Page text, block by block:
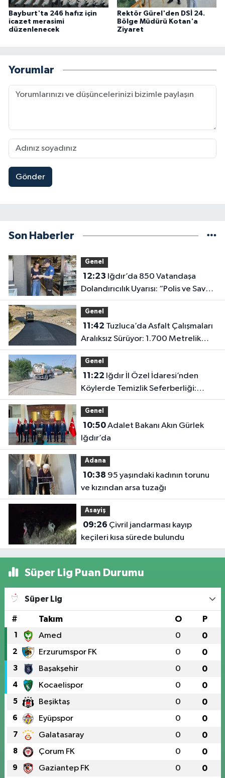
Bayburt'ta 246 hafız için
icazet merasimi
düzenlenecek
Rektör Gürel'den DSİ 24.
Bölge Müdürü Kotan'a
Ziyaret
Yorumlar
Gönder
Son Haberler
Genel
12:23
Dolandırıcılık Uyarısı: “Polis ve Savcı
Para İstemez”
Genel
11:42
Aralıksız Sürüyor: 1.700 Metrelik
Kısım Tamamlandı
Genel
11:22
Köylerde Temizlik Seferberliği:
“Daha Yaşanabilir Çevre İçin
Sahadayız”
Genel
10:50Adalet Bakanı Akın Gürlek
Iğdır’da
Adana
10:38
ve kızından arsa tuzağı
Asayiş
09:26
keçileri kısa sürede bulundu
Süper Lig Puan Durumu
Süper Lig
# Takım O P
1 Amed 0 0
2 Erzurumspor FK 0 0
3 Başakşehir 0 0
4 Kocaelispor 0 0
5 Beşiktaş 0 0
6 Eyüpspor 0 0
7 Galatasaray 0 0
8 Çorum FK 0 0
9 Gaziantep FK 0 0